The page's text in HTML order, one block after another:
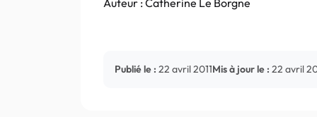
Auteur : Catherine Le Borgne
Publié le : 22 avril 2011Mis à jour le : 22 avril